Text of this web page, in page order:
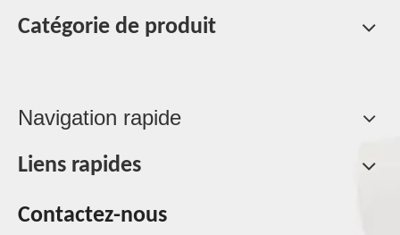
Catégorie de produit
Navigation rapide
Liens rapides
Contactez-nous